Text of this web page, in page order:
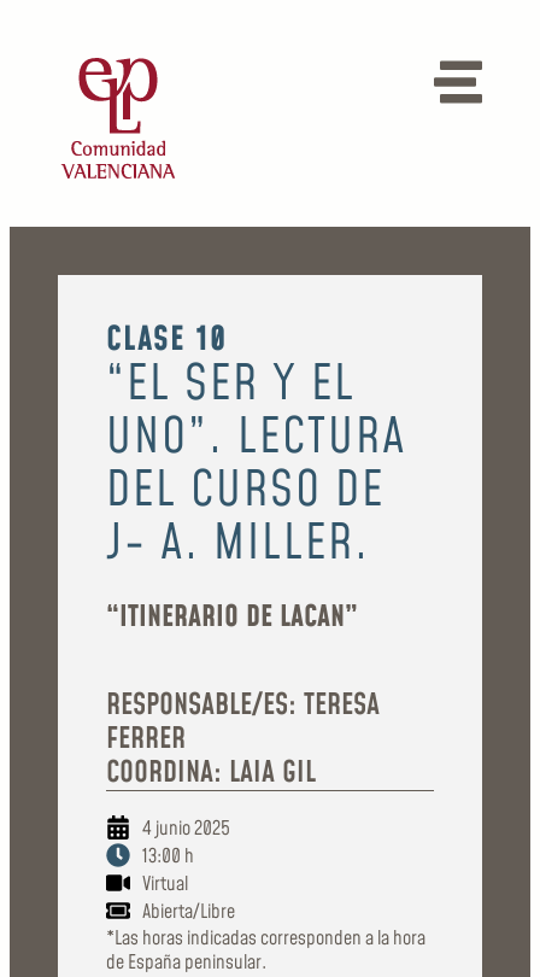
CLASE 10
“EL SER Y EL
UNO”. LECTURA
DEL CURSO DE
J- A. MILLER.
“ITINERARIO DE LACAN”
RESPONSABLE/ES: TERESA
FERRER
COORDINA: LAIA GIL
4 junio 2025
13:00 h
Virtual
Abierta/Libre
*Las horas indicadas corresponden a la hora
de España peninsular.